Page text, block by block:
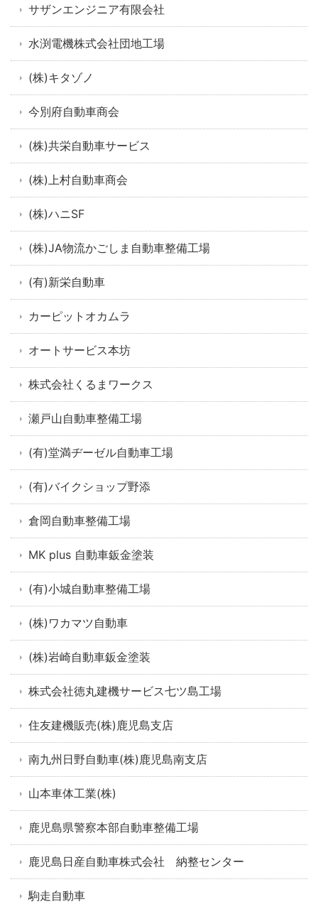
サザンエンジニア有限会社
水渕電機株式会社団地工場
(株)キタゾノ
今別府自動車商会
(株)共栄自動車サービス
(株)上村自動車商会
(株)ハニSF
(株)JA物流かごしま自動車整備工場
(有)新栄自動車
カーピットオカムラ
オートサービス本坊
株式会社くるまワークス
瀬戸山自動車整備工場
(有)堂満ヂーゼル自動車工場
(有)バイクショップ野添
倉岡自動車整備工場
MK plus 自動車鈑金塗装
(有)小城自動車整備工場
(株)ワカマツ自動車
(株)岩崎自動車鈑金塗装
株式会社徳丸建機サービス七ツ島工場
住友建機販売(株)鹿児島支店
南九州日野自動車(株)鹿児島南支店
山本車体工業(株)
鹿児島県警察本部自動車整備工場
鹿児島日産自動車株式会社 納整センター
駒走自動車